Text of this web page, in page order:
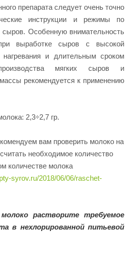
препарата следует очень точно
инструкции и режимы по
сыров. Особенную внимательность
выработке сыров с высокой
нагревания и длительным сроком
мягких сыров и
рекомендуется к применению
2,3÷2,7 гр.
вам проверить молоко на
необходимое количество
количестве молока
syrov.ru/2018/06/06/raschet-
растворите требуемое
в нехлорированной питьевой